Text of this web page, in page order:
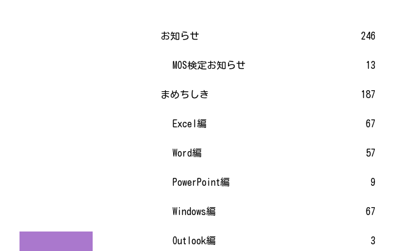
お知らせ 246
MOS検定お知らせ 13
まめちしき 187
Excel編 67
Word編 57
PowerPoint編 9
Windows編 67
Outlook編 3